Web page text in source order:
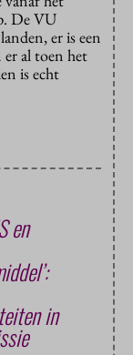
De VU
er is een
al toen het
is echt
en
in